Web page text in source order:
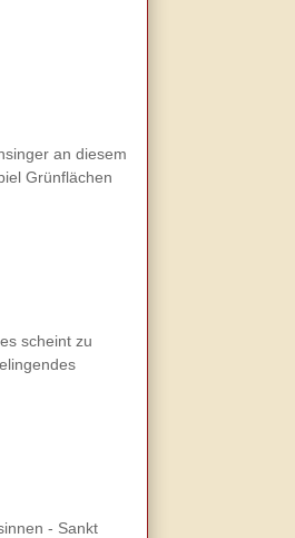
an diesem
Grünflächen
scheint zu
- Sankt